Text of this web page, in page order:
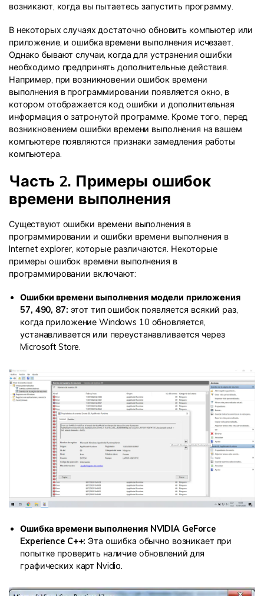
возникают, когда вы пытаетесь запустить программу.
В некоторых случаях достаточно обновить компьютер или
приложение, и ошибка времени выполнения исчезает.
Однако бывают случаи, когда для устранения ошибки
необходимо предпринять дополнительные действия.
Например, при возникновении ошибок времени
выполнения в программировании появляется окно, в
котором отображается код ошибки и дополнительная
информация о затронутой программе. Кроме того, перед
возникновением ошибки времени выполнения на вашем
компьютере появляются признаки замедления работы
компьютера.
Часть 2. Примеры ошибок
времени выполнения
Существуют ошибки времени выполнения в
программировании и ошибки времени выполнения в
Internet explorer, которые различаются. Некоторые
примеры ошибок времени выполнения в
программировании включают:
Ошибки времени выполнения модели приложения
57, 490, 87: этот тип ошибок появляется всякий раз,
когда приложение Windows 10 обновляется,
устанавливается или переустанавливается через
Microsoft Store.
Ошибка времени выполнения NVIDIA GeForce
Experience C++: Эта ошибка обычно возникает при
попытке проверить наличие обновлений для
графических карт Nvidia.